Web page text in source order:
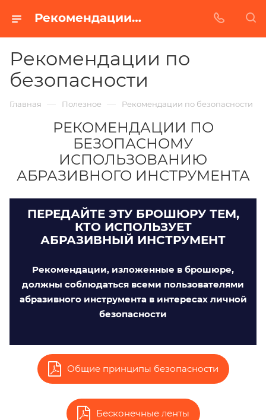
Рекомендации по безопасности
Рекомендации по
безопасности
Главная — Полезное — Рекомендации по безопасности
РЕКОМЕНДАЦИИ ПО
БЕЗОПАСНОМУ
ИСПОЛЬЗОВАНИЮ
АБРАЗИВНОГО ИНСТРУМЕНТА
ПЕРЕДАЙТЕ ЭТУ БРОШЮРУ ТЕМ,
КТО ИСПОЛЬЗУЕТ
АБРАЗИВНЫЙ ИНСТРУМЕНТ
Рекомендации, изложенные в брошюре,
должны соблюдаться всеми пользователями
абразивного инструмента в интересах личной
безопасности
Общие принципы безопасности
Бесконечные ленты